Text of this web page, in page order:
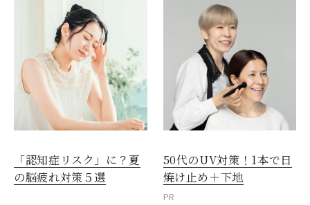
「認知症リスク」に？夏
の脳疲れ対策５選
50代のUV対策！1本で日
焼け止め＋下地
PR